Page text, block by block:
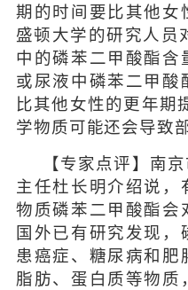
期的时间要比其他女
盛顿大学的研究人员
中的磷苯二甲酸酯含
或尿液中磷苯二甲酸
比其他女性的更年期
学物质可能还会导致
【专家点评】南
主任杜长明介绍说，
物质磷苯二甲酸酯会
国外已有研究发现，
患癌症、糖尿病和肥
脂肪、蛋白质等物质